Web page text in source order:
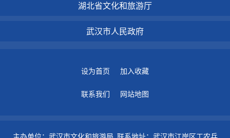
湖北省文化和旅游厅
武汉市人民政府
设为首页 加入收藏
联系我们 网站地图
主办单位：武汉市文化和旅游局 联系地址：武汉市江岸区工农兵